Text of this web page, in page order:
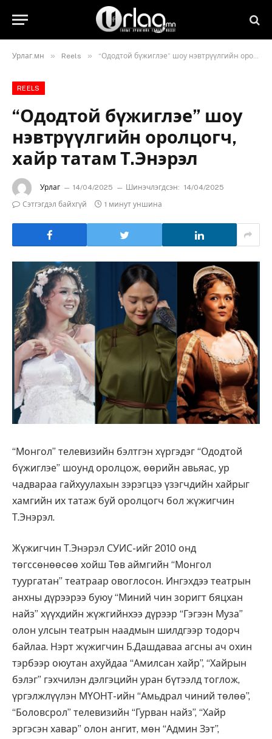
Урлаг.мн » Reels » “Ододтой бүжиглэе” шоу нэвтрүүлгийн оролцогч, хайр татам Т.Энэрэл
REELS
“Ододтой бүжиглэе” шоу
нэвтрүүлгийн оролцогч,
хайр татам Т.Энэрэл
Урлаг 14/04/2025 Шинэчлэгдсэн: 14/04/2025
Сэтгэгдэл байхгүй
1 минут уншина
“Монгол” телевизийн бэлтгэн хүргэдэг “Ододтой
бүжиглэе” шоунд оролцож, өөрийн авьяас, ур
чадвараа гайхуулахын зэрэгцээ үзэгчдийн хайрыг
хамгийн их татаж буй оролцогч бол жүжигчин
Т.Энэрэл.
Жүжигчин Т.Энэрэл СУИС-ийг 2010 онд
төгссөнөөсөө хойш Төв аймгийн “Монгол
туургатан” театраар овоглосон. Ингэхдээ театрын
анхны дүрээрээ буюу “Миний чин зоригт бяцхан
найз” хүүхдийн жүжгийнхээ дүрээр “Гэгээн Муза”
олон улсын театрын наадмын шилдгээр тодорч
байлаа. Нэрт жүжигчин Б.Дашдаваа агсны ач охин
тэрбээр оюутан ахуйдаа “Амилсан хайр”, “Хайрын
бэлэг” гэхчилэн дэлгэцийн уран бүтээлд тоглож,
үргэлжлүүлэн МҮОНТ-ийн “Амьдрал чиний төлөө”,
“Боловсрол” телевизийн “Гурван найз”, “Хайр
эргэсэн хавар” олон ангит, мөн “Админ Зэт”,